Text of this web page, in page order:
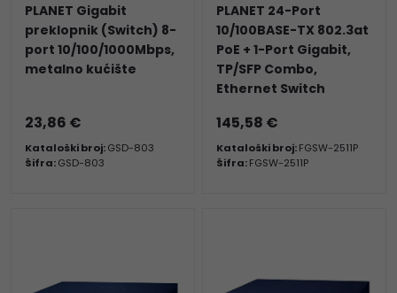
PLANET Gigabit
preklopnik (Switch) 8-
port 10/100/1000Mbps,
metalno kućište
23,86 €
Kataloški broj:GSD-803
Šifra:GSD-803
PLANET 24-Port
10/100BASE-TX 802.3at
PoE + 1-Port Gigabit,
TP/SFP Combo,
Ethernet Switch
145,58 €
Kataloški broj:FGSW-2511P
Šifra:FGSW-2511P